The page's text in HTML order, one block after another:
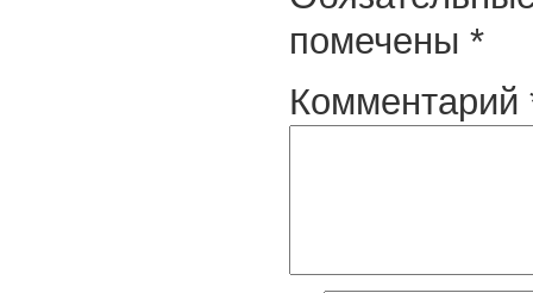
помечены *
Комментарий